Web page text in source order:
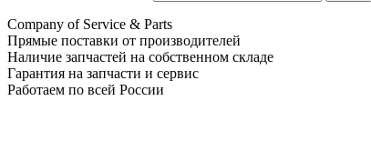
Company of Service & Parts
Прямые поставки от производителей
Наличие запчастей на собственном складе
Гарантия на запчасти и сервис
Работаем по всей России